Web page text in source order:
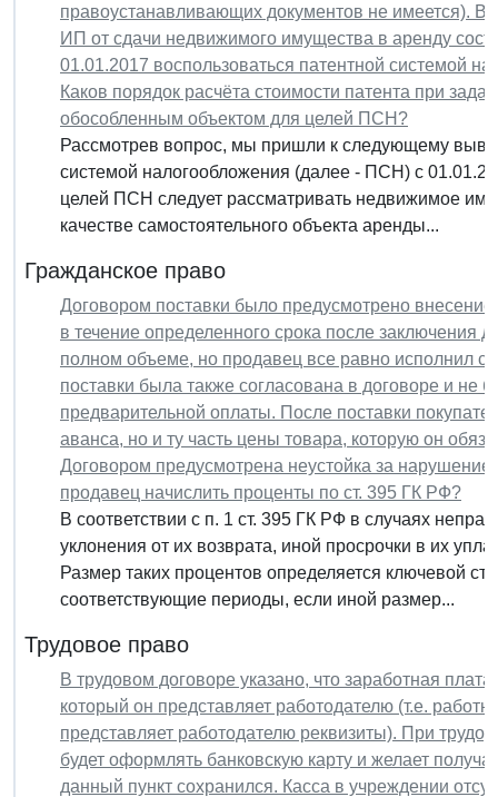
правоустанавливающих документов не имеется).
ИП от сдачи недвижимого имущества в аренду
01.01.2017 воспользоваться патентной системой
Каков порядок расчёта стоимости патента при
обособленным объектом для целей ПСН?
Рассмотрев вопрос, мы пришли к следующему
системой налогообложения (далее - ПСН) с
целей ПСН следует рассматривать недвижимое
качестве самостоятельного объекта аренды...
Гражданское право
Договором поставки было предусмотрено
в течение определенного срока после заключения
полном объеме, но продавец все равно исполнил
поставки была также согласована в договоре и не
предварительной оплаты. После поставки
аванса, но и ту часть цены товара, которую он
Договором предусмотрена неустойка за
продавец начислить проценты по ст. 395 ГК РФ?
В соответствии с п. 1 ст. 395 ГК РФ в случаях
уклонения от их возврата, иной просрочки в их
Размер таких процентов определяется ключевой
соответствующие периоды, если иной размер...
Трудовое право
В трудовом договоре указано, что заработная
который он представляет работодателю (т.е.
представляет работодателю реквизиты). При
будет оформлять банковскую карту и желает
данный пункт сохранился. Касса в учреждении